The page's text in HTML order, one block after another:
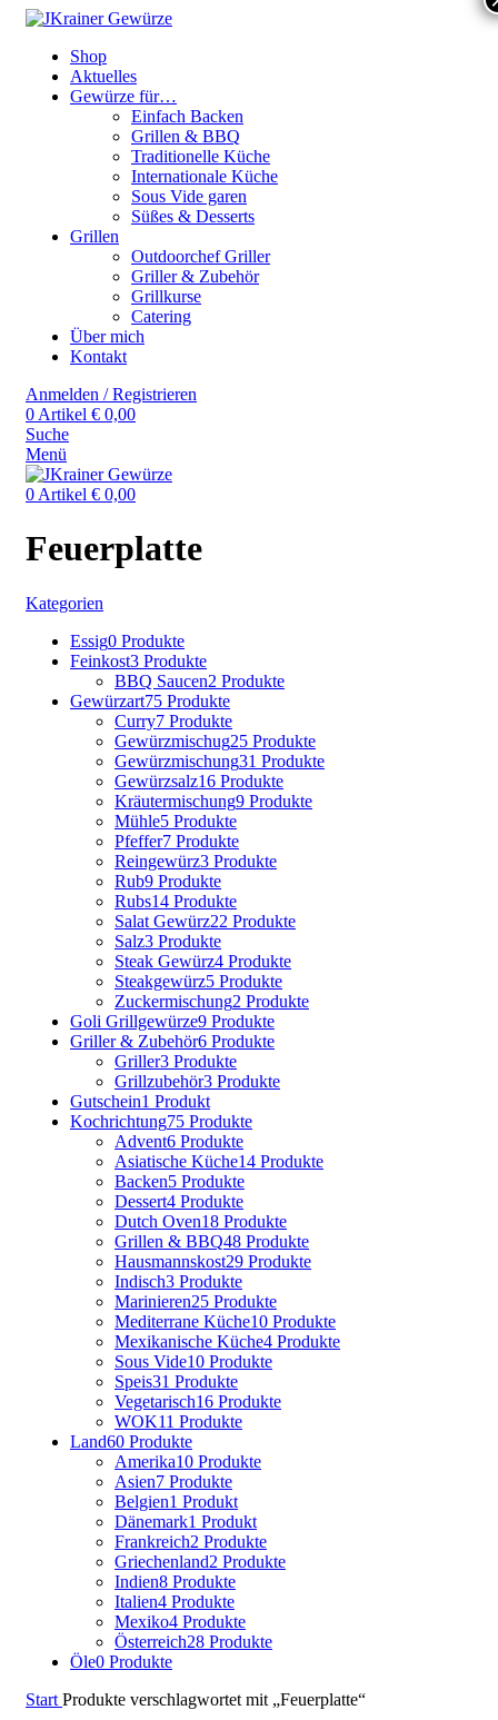
Shop
Aktuelles
Gewürze für…
Einfach Backen
Grillen & BBQ
Traditionelle Küche
Internationale Küche
Sous Vide garen
Süßes & Desserts
Grillen
Outdoorchef Griller
Griller & Zubehör
Grillkurse
Catering
Über mich
Kontakt
Anmelden / Registrieren
0 Artikel € 0,00
Suche
Menü
0 Artikel € 0,00
Feuerplatte
Kategorien
Essig0 Produkte
Feinkost3 Produkte
BBQ Saucen2 Produkte
Gewürzart75 Produkte
Curry7 Produkte
Gewürzmischug25 Produkte
Gewürzmischung31 Produkte
Gewürzsalz16 Produkte
Kräutermischung9 Produkte
Mühle5 Produkte
Pfeffer7 Produkte
Reingewürz3 Produkte
Rub9 Produkte
Rubs14 Produkte
Salat Gewürz22 Produkte
Salz3 Produkte
Steak Gewürz4 Produkte
Steakgewürz5 Produkte
Zuckermischung2 Produkte
Goli Grillgewürze9 Produkte
Griller & Zubehör6 Produkte
Griller3 Produkte
Grillzubehör3 Produkte
Gutschein1 Produkt
Kochrichtung75 Produkte
Advent6 Produkte
Asiatische Küche14 Produkte
Backen5 Produkte
Dessert4 Produkte
Dutch Oven18 Produkte
Grillen & BBQ48 Produkte
Hausmannskost29 Produkte
Indisch3 Produkte
Marinieren25 Produkte
Mediterrane Küche10 Produkte
Mexikanische Küche4 Produkte
Sous Vide10 Produkte
Speis31 Produkte
Vegetarisch16 Produkte
WOK11 Produkte
Land60 Produkte
Amerika10 Produkte
Asien7 Produkte
Belgien1 Produkt
Dänemark1 Produkt
Frankreich2 Produkte
Griechenland2 Produkte
Indien8 Produkte
Italien4 Produkte
Mexiko4 Produkte
Österreich28 Produkte
Öle0 Produkte
Start Produkte verschlagwortet mit „Feuerplatte“